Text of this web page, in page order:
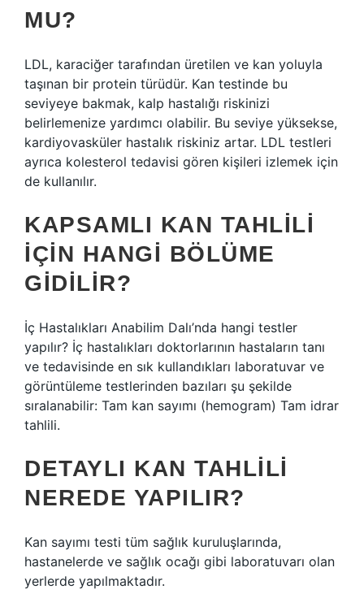
MU?
LDL, karaciğer tarafından üretilen ve kan yoluyla
taşınan bir protein türüdür. Kan testinde bu
seviyeye bakmak, kalp hastalığı riskinizi
belirlemenize yardımcı olabilir. Bu seviye yüksekse,
kardiyovasküler hastalık riskiniz artar. LDL testleri
ayrıca kolesterol tedavisi gören kişileri izlemek için
de kullanılır.
KAPSAMLI KAN TAHLILI
IÇIN HANGI BÖLÜME
GIDILIR?
İç Hastalıkları Anabilim Dalı’nda hangi testler
yapılır? İç hastalıkları doktorlarının hastaların tanı
ve tedavisinde en sık kullandıkları laboratuvar ve
görüntüleme testlerinden bazıları şu şekilde
sıralanabilir: Tam kan sayımı (hemogram) Tam idrar
tahlili.
DETAYLI KAN TAHLILI
NEREDE YAPILIR?
Kan sayımı testi tüm sağlık kuruluşlarında,
hastanelerde ve sağlık ocağı gibi laboratuvarı olan
yerlerde yapılmaktadır.